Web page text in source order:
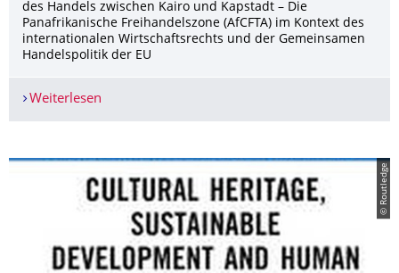
des Handels zwischen Kairo und Kapstadt – Die
Panafrikanische Freihandelszone (AfCFTA) im Kontext des
internationalen Wirtschaftsrechts und der Gemeinsamen
Handelspolitik der EU
Weiterlesen
© Routledge